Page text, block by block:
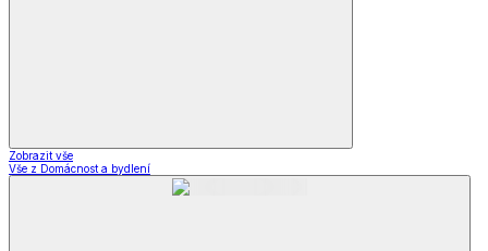
Zobrazit vše
Vše z Domácnost a bydlení